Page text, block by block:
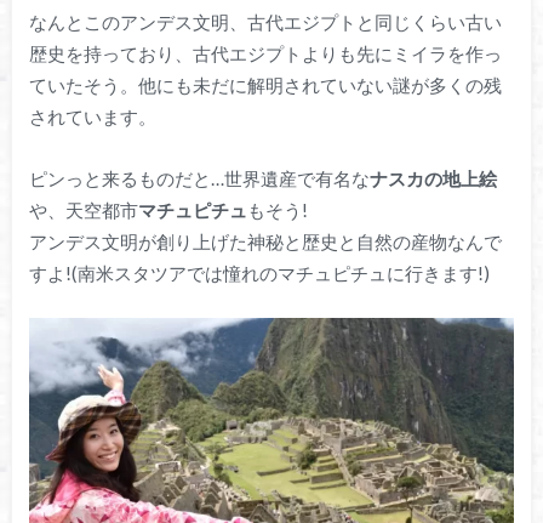
なんとこのアンデス文明、古代エジプトと同じくらい古い
歴史を持っており、古代エジプトよりも先にミイラを作っ
ていたそう。他にも未だに解明されていない謎が多くの残
されています。
ピンっと来るものだと…世界遺産で有名なナスカの地上絵
や、天空都市マチュピチュ もそう!
アンデス文明が創り上げた神秘と歴史と自然の産物なんで
すよ!(南米スタツアでは憧れのマチュピチュに行きます!)